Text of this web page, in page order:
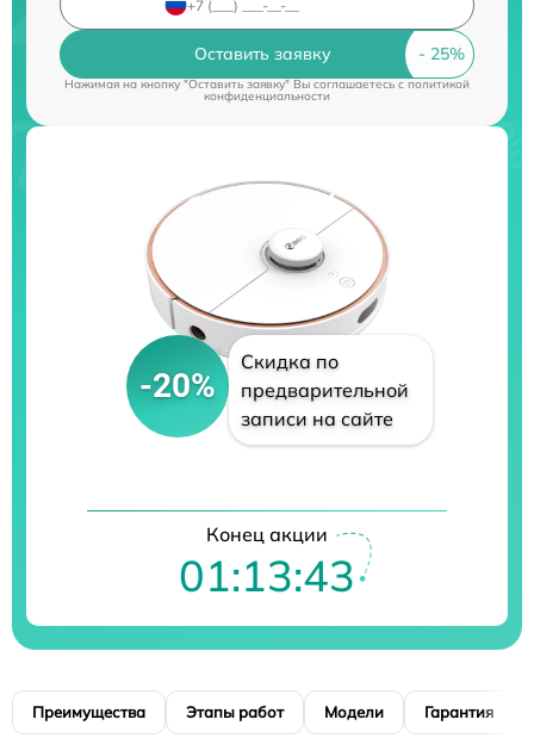
Оставить заявку
Нажимая на кнопку "Оставить заявку" Вы соглашаетесь cполитикой
конфиденциальности
-20%
Скидка по
предварительной
записи на сайте
Конец акции
01:13:42
Преимущества Этапы работ Модели Гарантия